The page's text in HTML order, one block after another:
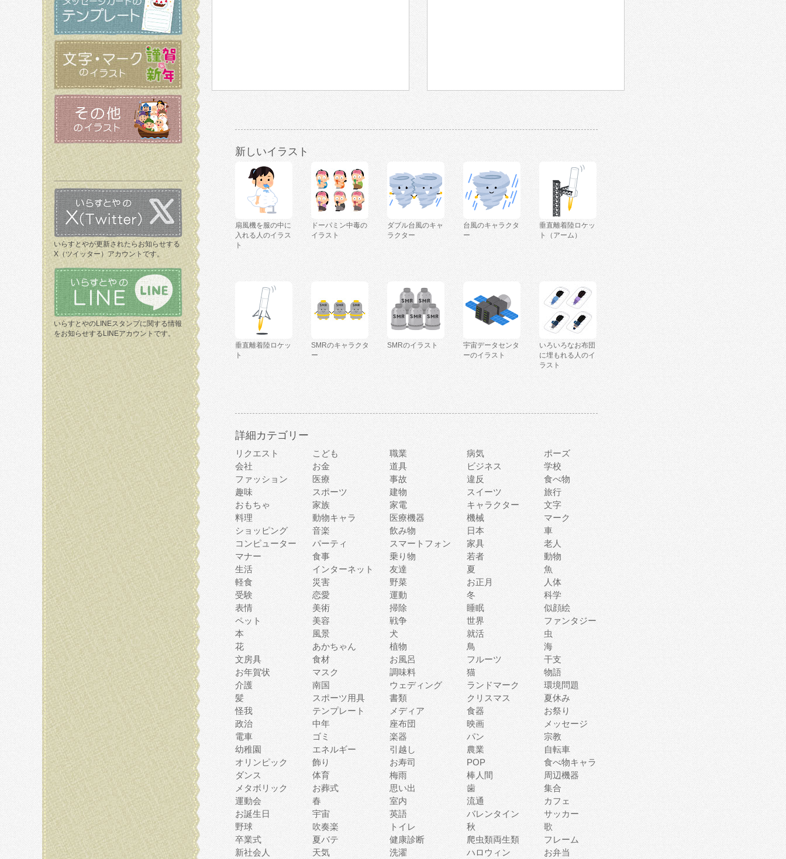
いらすとやが更新されたらお知らせする
X（ツイッター）アカウントです。
いらすとやのLINEスタンプに関する情報
をお知らせするLINEアカウントです。
新しいイラスト
扇風機を服の中に
入れる人のイラス
ト
ドーパミン中毒の
イラスト
ダブル台風のキャ
ラクター
台風のキャラクタ
ー
垂直離着陸ロケッ
ト（アーム）
垂直離着陸ロケッ
ト
SMRのキャラクタ
ー
SMRのイラスト
宇宙データセンタ
ーのイラスト
いろいろなお布団
に埋もれる人のイ
ラスト
詳細カテゴリー
リクエスト こども 職業 病気
ポーズ
会社
お金 道具 ビジネス
学校
ファッション
医療 事故 違反
食べ物
趣味
スポーツ 建物 スイーツ
旅行
おもちゃ
家族 家電 キャラクター
文字
料理
動物キャラ 医療機器 機械
マーク
ショッピング
音楽 飲み物 日本
車
コンピューター
パーティ スマートフォン 家具
老人
マナー
食事 乗り物 若者
動物
生活
インターネット 友達 夏
魚
軽食
災害 野菜 お正月
人体
受験
恋愛 運動 冬
科学
表情
美術 掃除 睡眠
似顔絵
ペット
美容 戦争 世界
ファンタジー
本
風景 犬 就活
虫
花
あかちゃん 植物 鳥
海
文房具
食材 お風呂 フルーツ
干支
お年賀状
マスク 調味料 猫
物語
介護
南国 ウェディング ランドマーク
環境問題
髪
スポーツ用具 書類 クリスマス
夏休み
怪我
テンプレート メディア 食器
お祭り
政治
中年 座布団 映画
メッセージ
電車
ゴミ 楽器 パン
宗教
幼稚園
エネルギー 引越し 農業
自転車
オリンピック
飾り お寿司 POP
食べ物キャラ
ダンス
体育 梅雨 棒人間
周辺機器
メタボリック
お葬式 思い出 歯
集合
運動会
春 室内 流通
カフェ
お誕生日
宇宙 英語 バレンタイン
サッカー
野球
吹奏楽 トイレ 秋
歌
卒業式
夏バテ 健康診断 爬虫類両生類
フレーム
新社会人
天気 洗濯 ハロウィン お弁当